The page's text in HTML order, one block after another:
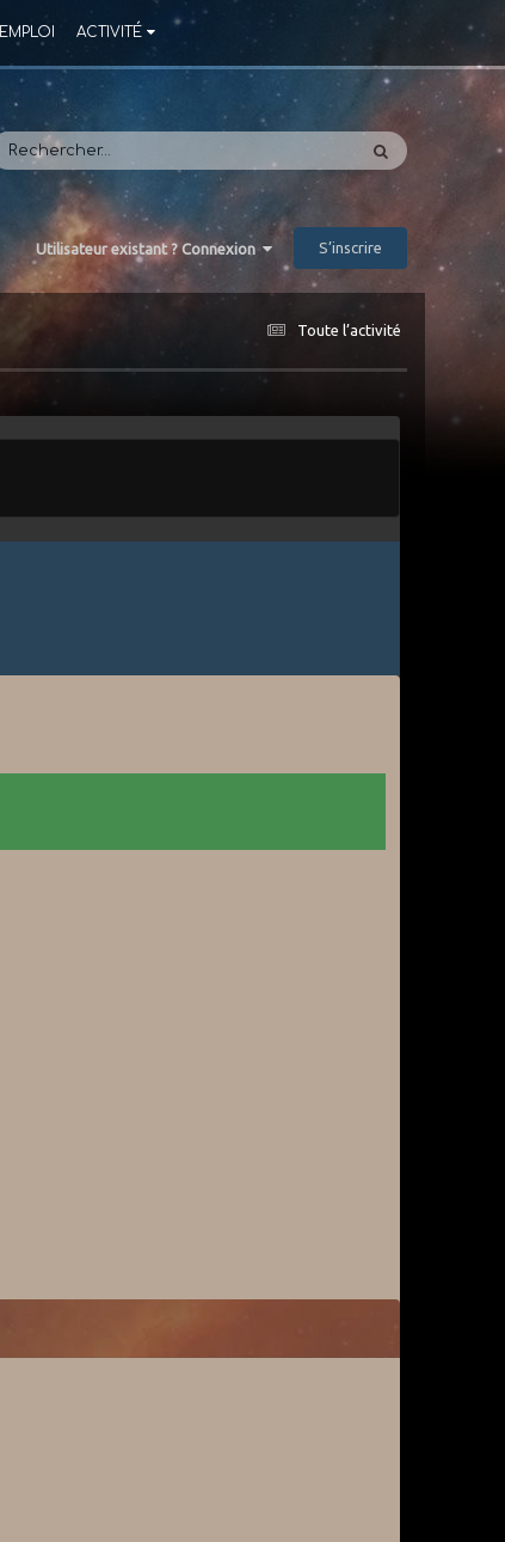
EMPLOI ACTIVITÉ
Utilisateur existant ? Connexion S’inscrire
Toute l’activité